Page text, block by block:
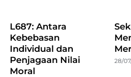
L687: Antara
Kebebasan
Individual dan
Penjagaan Nilai
Moral
28/